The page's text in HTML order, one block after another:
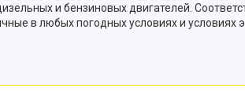
и бензиновых двигателей.
в любых погодных условиях и условиях